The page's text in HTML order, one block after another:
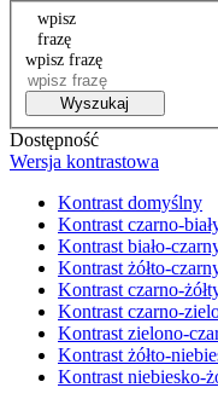
wpisz
frazę
wpisz frazę
Wyszukaj
Dostępność
Wersja kontrastowa
Kontrast domyślny
Kontrast czarno-
Kontrast biało-
Kontrast żółto-
Kontrast czarno-
Kontrast czarno-
Kontrast zielono-
Kontrast żółto-
Kontrast niebiesko-